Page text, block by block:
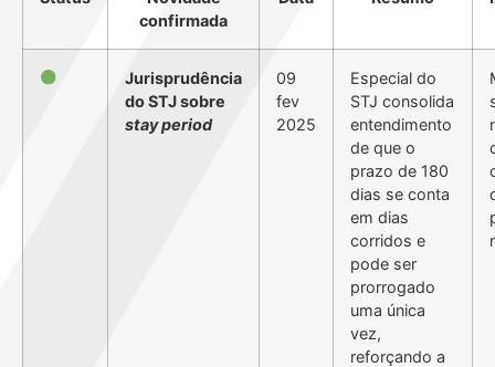
confirmada
Jurisprudência
do STJ sobre
stay period
09
fev
2025
Especial do
STJ consolida
entendimento
de que o
prazo de 180
dias se conta
em dias
corridos e
pode ser
prorrogado
uma única
vez,
reforçando a